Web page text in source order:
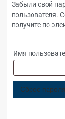
Забыли свой
пользователя.
получите по
Имя
Сброс пароля